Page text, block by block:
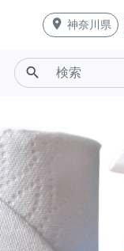
place 神奈川県
search